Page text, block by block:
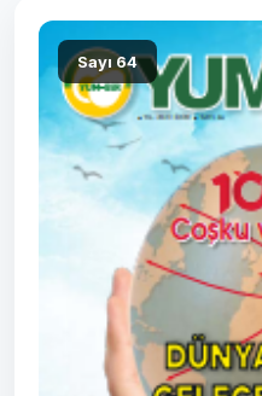
Sayı 64